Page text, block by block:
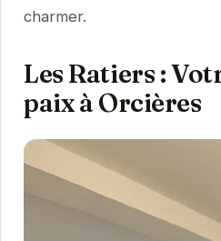
charmer.
Les Ratiers :
paix à Orcières